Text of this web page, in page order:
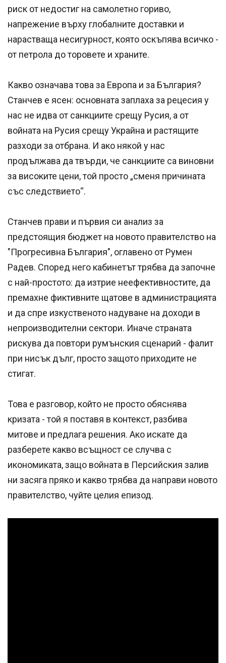
риск от недостиг на самолетно гориво,
напрежение върху глобалните доставки и
нарастваща несигурност, която оскъпява всичко -
от петрола до торовете и храните.
Какво означава това за Европа и за България?
Станчев е ясен: основната заплаха за рецесия у
нас не идва от санкциите срещу Русия, а от
войната на Русия срещу Украйна и растящите
разходи за отбрана. И ако някой у нас
продължава да твърди, че санкциите са виновни
за високите цени, той просто „сменя причината
със следствието“.
Станчев прави и първия си анализ за
предстоящия бюджет на новото правителство на
"Прогресивна България", оглавено от Румен
Радев. Според него кабинетът трябва да започне
с най-простото: да изтрие неефективностите, да
премахне фиктивните щатове в администрацията
и да спре изкуственото надуване на доходи в
непроизводителни сектори. Иначе страната
рискува да повтори румънския сценарий - фалит
при нисък дълг, просто защото приходите не
стигат.
Това е разговор, който не просто обяснява
кризата - той я поставя в контекст, разбива
митове и предлага решения. Ако искате да
разберете какво всъщност се случва с
икономиката, защо войната в Персийския залив
ни засяга пряко и какво трябва да направи новото
правителство, чуйте целия епизод.